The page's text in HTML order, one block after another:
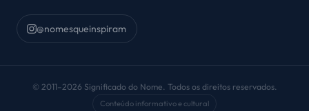
@nomesqueinspiram
© 2011–2026 Significado do Nome. Todos os direitos reservados.
Conteúdo informativo e cultural